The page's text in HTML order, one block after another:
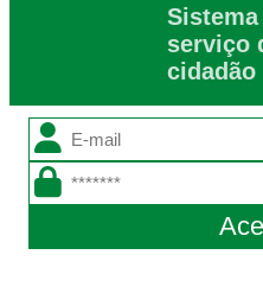
Empresas
Secretarias
Servidor
Transparência
Videos
Áudios
serviço
cidadão